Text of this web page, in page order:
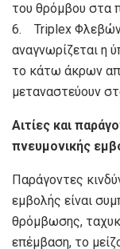
του θρόμβου στα
6. Triplex Φλεβών
αναγνωρίζεται η
το κάτω άκρων
μεταναστεύουν
Αιτίες και
πνευμονικής
Παράγοντες
εμβολής είναι
θρόμβωσης,
επέμβαση, το